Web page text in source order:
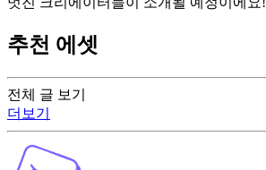
전체 글 보기
더보기
추천 에셋